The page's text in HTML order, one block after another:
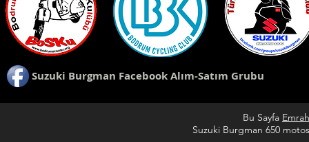
Suzuki Burgman Facebook Alım-Satım Grubu
Bu Sayfa
Suzuki Burgman 650